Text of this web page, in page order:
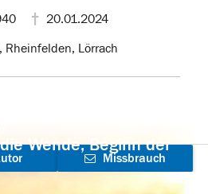
20.01.2024
Rheinfelden, Lörrach
Wende, Beginn der
Missbrauch